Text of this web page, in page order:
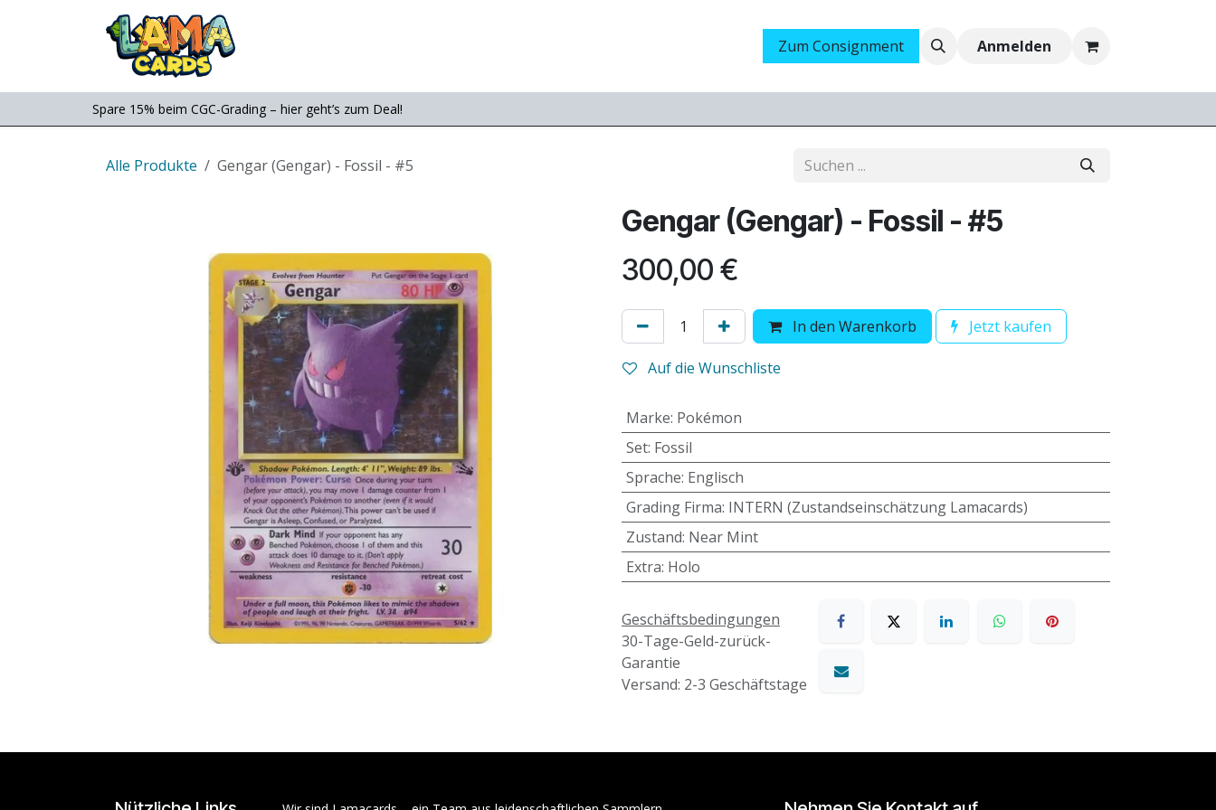
Zum Inhalt springen
Messen Ankauf Jobs
Zum Consignment Anmelden
Spare 15% beim CGC-Grading – hier geht’s zum Deal!
Alle Produkte Gengar (Gengar) - Fossil - #5
Gengar (Gengar) - Fossil - #5
300,00 €
In den Warenkorb Jetzt kaufen
Auf die Wunschliste
Marke: Pokémon
Set: Fossil
Sprache: Englisch
Grading Firma: INTERN (Zustandseinschätzung Lamacards)
Zustand: Near Mint
Extra: Holo
Geschäftsbedingungen
30-Tage-Geld-zurück-
Garantie
Versand: 2-3 Geschäftstage